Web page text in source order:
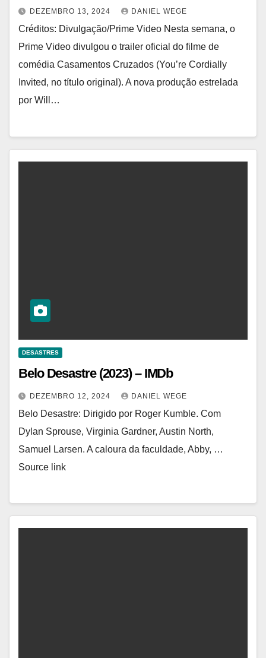
DEZEMBRO 13, 2024 DANIEL WEGE
Créditos: Divulgação/Prime Video Nesta semana, o
Prime Video divulgou o trailer oficial do filme de
comédia Casamentos Cruzados (You’re Cordially
Invited, no título original). A nova produção estrelada
por Will…
DESASTRES
Belo Desastre (2023) – IMDb
DEZEMBRO 12, 2024 DANIEL WEGE
Belo Desastre: Dirigido por Roger Kumble. Com
Dylan Sprouse, Virginia Gardner, Austin North,
Samuel Larsen. A caloura da faculdade, Abby, …
Source link